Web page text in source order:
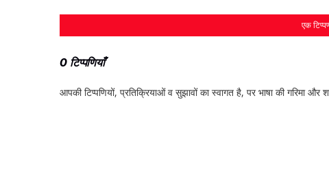
एक
0 टिप्पणियाँ
आपकी टिप्‍पणियों, प्रतिक्रियाओं व सुझावों का स्‍वागत है, पर भाषा की गरिमा और